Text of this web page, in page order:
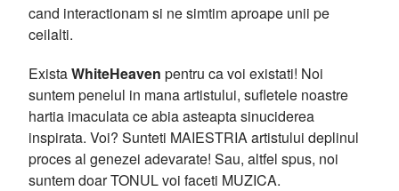
cand interactionam si ne simtim aproape unii pe
ceilalti.
ExistaWhiteHeaven pentru ca voi existati! Noi
suntem penelul in mana artistului, sufletele noastre
hartia imaculata ce abia asteapta sinuciderea
inspirata. Voi? Sunteti MAIESTRIA artistului deplinul
proces al genezei adevarate! Sau, altfel spus, noi
suntem doar TONUL voi faceti MUZICA.